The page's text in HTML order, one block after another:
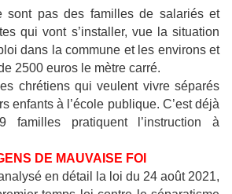
sont pas des familles de salariés et
qui vont s’installer, vue la situation
dans la commune et les environs et
2500 euros le mètre carré.
chrétiens qui veulent vivre séparés
enfants à l’école publique. C’est déjà
familles pratiquent l’instruction à
DE MAUVAISE FOI
en détail la loi du 24 août 2021,